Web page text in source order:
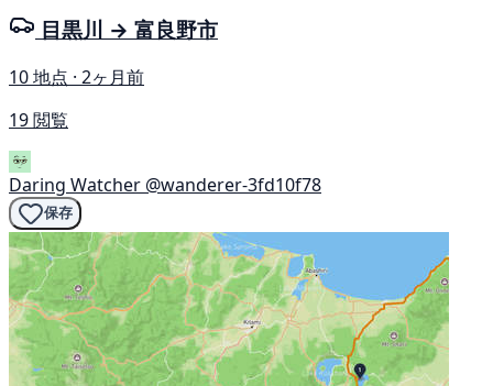
目黒川 → 富良野市
10 地点 · 2ヶ月前
19 閲覧
Daring Watcher @wanderer-3fd10f78
保存